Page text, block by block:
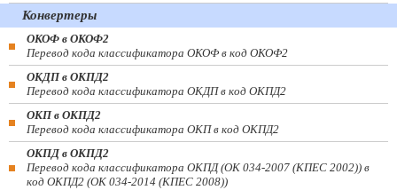
Конвертеры
ОКОФ в ОКОФ2
Перевод кода классификатора ОКОФ в код ОКОФ2
ОКДП в ОКПД2
Перевод кода классификатора ОКДП в код ОКПД2
ОКП в ОКПД2
Перевод кода классификатора ОКП в код ОКПД2
ОКПД в ОКПД2
Перевод кода классификатора ОКПД (ОК 034-2007 (КПЕС 2002)) в
код ОКПД2 (ОК 034-2014 (КПЕС 2008))